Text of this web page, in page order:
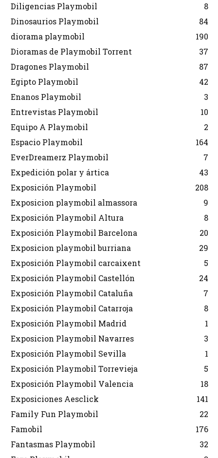
Diligencias Playmobil
8
Dinosaurios Playmobil
84
diorama playmobil
190
Dioramas de Playmobil Torrent
37
Dragones Playmobil
87
Egipto Playmobil
42
Enanos Playmobil
3
Entrevistas Playmobil
10
Equipo A Playmobil
2
Espacio Playmobil
164
EverDreamerz Playmobil
7
Expedición polar y ártica
43
Exposición Playmobil
208
Exposicion playmobil almassora
9
Exposición Playmobil Altura
8
Exposición Playmobil Barcelona
20
Exposicion playmobil burriana
29
Exposición Playmobil carcaixent
5
Exposición Playmobil Castellón
24
Exposición Playmobil Cataluña
7
Exposición Playmobil Catarroja
8
Exposición Playmobil Madrid
1
Exposicion Playmobil Navarres
3
Exposición Playmobil Sevilla
1
Exposición Playmobil Torrevieja
5
Exposición Playmobil Valencia
18
Exposiciones Aesclick
141
Family Fun Playmobil
22
Famobil
176
Fantasmas Playmobil
32